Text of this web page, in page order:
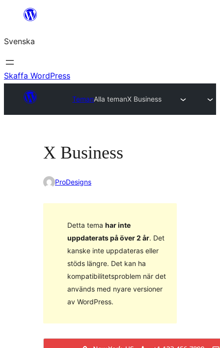
Hoppa
innehåll
Svenska
Skaffa WordPress
TemanAlla temanX Business
X Business
ProDesigns
Detta tema har inte
uppdaterats på över 2 år. Det
kanske inte uppdateras eller
stöds längre. Det kan ha
kompatibilitetsproblem när det
används med nyare versioner
av WordPress.